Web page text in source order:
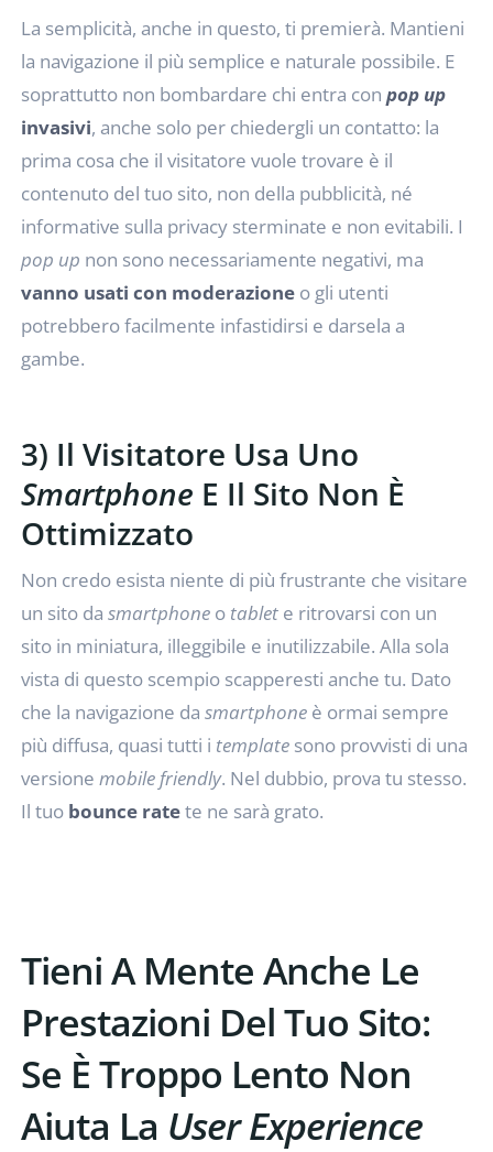
La semplicità, anche in questo, ti premierà. Mantieni
la navigazione il più semplice e naturale possibile. E
soprattutto non bombardare chi entra conpop up
invasivi, anche solo per chiedergli un contatto: la
prima cosa che il visitatore vuole trovare è il
contenuto del tuo sito, non della pubblicità, né
informative sulla privacy sterminate e non evitabili. I
pop up non sono necessariamente negativi, ma
vanno usati con moderazione o gli utenti
potrebbero facilmente infastidirsi e darsela a
gambe.
3) Il Visitatore Usa Uno
Smartphone E Il Sito Non È
Ottimizzato
Non credo esista niente di più frustrante che visitare
un sito dasmartphone o tablet e ritrovarsi con un
sito in miniatura, illeggibile e inutilizzabile. Alla sola
vista di questo scempio scapperesti anche tu. Dato
che la navigazione dasmartphone è ormai sempre
più diffusa, quasi tutti i template sono provvisti di una
versionemobile friendly. Nel dubbio, prova tu stesso.
Il tuo bounce ratete ne sarà grato.
Tieni A Mente Anche Le
Prestazioni Del Tuo Sito:
Se È Troppo Lento Non
Aiuta La User Experience